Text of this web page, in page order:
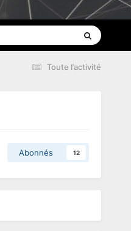
Toute l’activité
Abonnés 12